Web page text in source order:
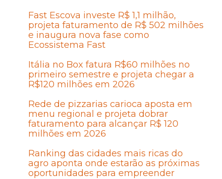
Fast Escova investe R$ 1,1 milhão,
projeta faturamento de R$ 502 milhões
e inaugura nova fase como
Ecossistema Fast
Itália no Box fatura R$60 milhões no
primeiro semestre e projeta chegar a
R$120 milhões em 2026
Rede de pizzarias carioca aposta em
menu regional e projeta dobrar
faturamento para alcançar R$ 120
milhões em 2026
Ranking das cidades mais ricas do
agro aponta onde estarão as próximas
oportunidades para empreender